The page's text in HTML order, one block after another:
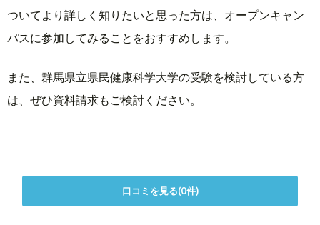
ついてより詳しく知りたいと思った方は、オープンキャン
パスに参加してみることをおすすめします。
また、群馬県立県民健康科学大学の受験を検討している方
は、ぜひ資料請求もご検討ください。
口コミを見る(0件)